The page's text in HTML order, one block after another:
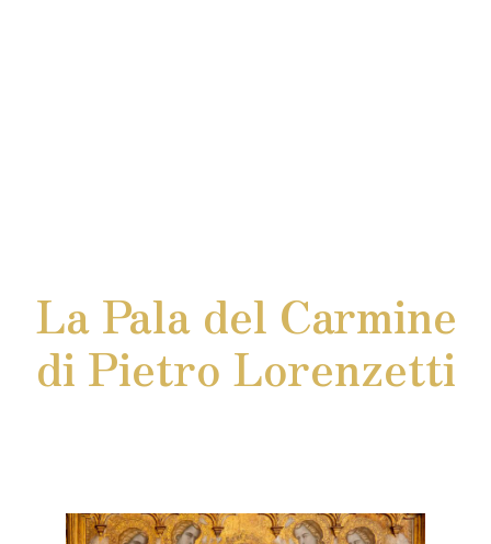
La Pala del Carmine
di Pietro Lorenzetti